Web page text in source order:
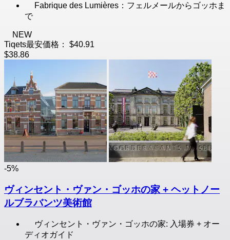
Fabrique des Lumières：フェルメールからゴッホま
で
NEW
Tiqets最安価格：
$40.91
$38.86
-5%
ヴィンセント・ヴァン・ゴッホの家 + ヘットノー
ルブラバンツ美術館
ヴィンセント・ヴァン・ゴッホの家: 入場券 + オー
ディオガイド